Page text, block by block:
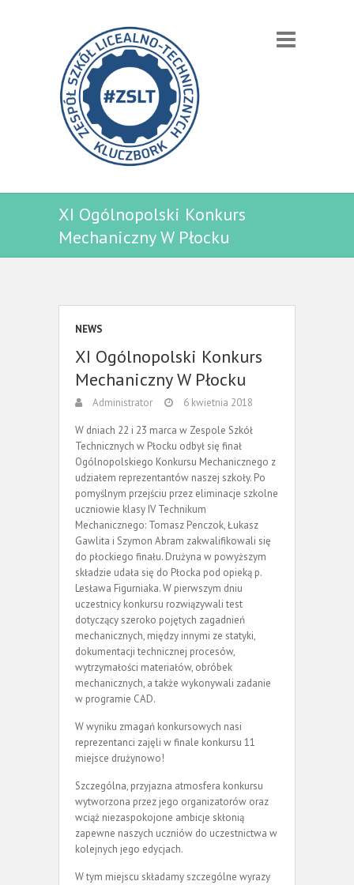
XI Ogólnopolski Konkurs
Mechaniczny W Płocku
NEWS
XI Ogólnopolski Konkurs
Mechaniczny W Płocku
Administrator 6 kwietnia 2018
W dniach 22 i 23 marca w Zespole Szkół
Technicznych w Płocku odbył się finał
Ogólnopolskiego Konkursu Mechanicznego z
udziałem reprezentantów naszej szkoły. Po
pomyślnym przejściu przez eliminacje szkolne
uczniowie klasy IV Technikum
Mechanicznego: Tomasz Penczok, Łukasz
Gawlita i Szymon Abram zakwalifikowali się
do płockiego finału. Drużyna w powyższym
składzie udała się do Płocka pod opieką p.
Lesława Figurniaka. W pierwszym dniu
uczestnicy konkursu rozwiązywali test
dotyczący szeroko pojętych zagadnień
mechanicznych, między innymi ze statyki,
dokumentacji technicznej procesów,
wytrzymałości materiałów, obróbek
mechanicznych, a także wykonywali zadanie
w programie CAD.
W wyniku zmagań konkursowych nasi
reprezentanci zajęli w finale konkursu 11
miejsce drużynowo!
Szczególna, przyjazna atmosfera konkursu
wytworzona przez jego organizatorów oraz
wciąż niezaspokojone ambicje skłonią
zapewne naszych uczniów do uczestnictwa w
kolejnych jego edycjach.
W tym miejscu składamy szczególne wyrazy